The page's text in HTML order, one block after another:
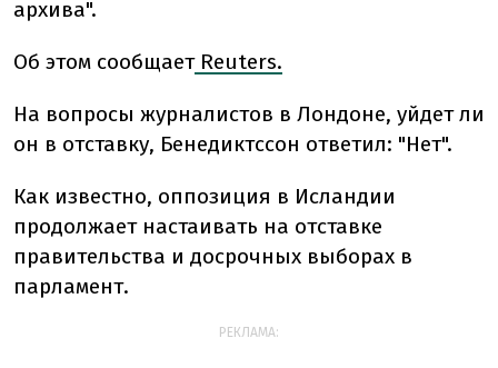
архива".
Об этом сообщаетReuters.
На вопросы журналистов в Лондоне, уйдет ли
он в отставку, Бенедиктссон ответил: "Нет".
Как известно, оппозиция в Исландии
продолжает настаивать на отставке
правительства и досрочных выборах в
парламент.
РЕКЛАМА: